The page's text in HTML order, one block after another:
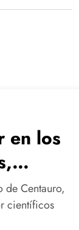
en los
de Centauro,
científicos